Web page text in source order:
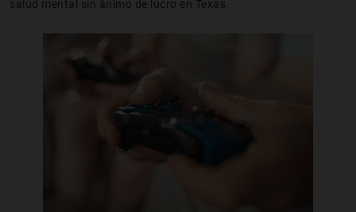
salud mental sin ánimo de lucro en Texas.